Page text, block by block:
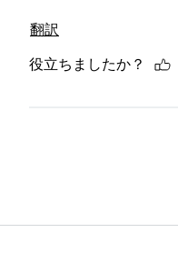
翻訳
役立ちましたか？